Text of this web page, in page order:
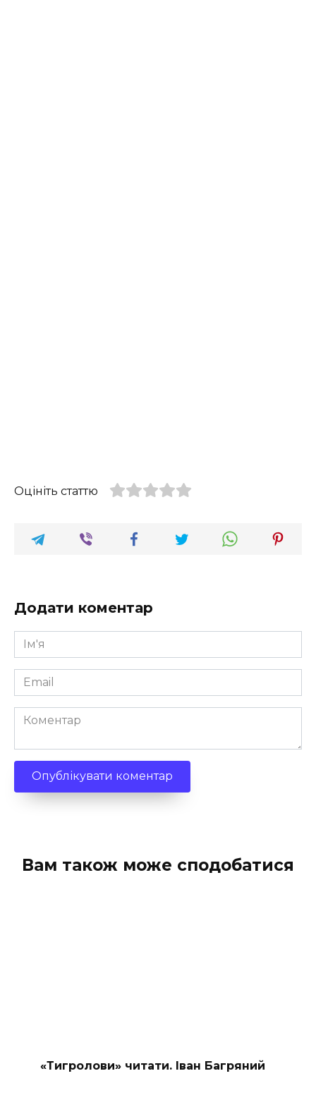
Оцініть статтю
Додати коментар
Ім'я
*
Email
*
Коментар
Вам також може сподобатися
«Тигролови» читати. Іван Багряний